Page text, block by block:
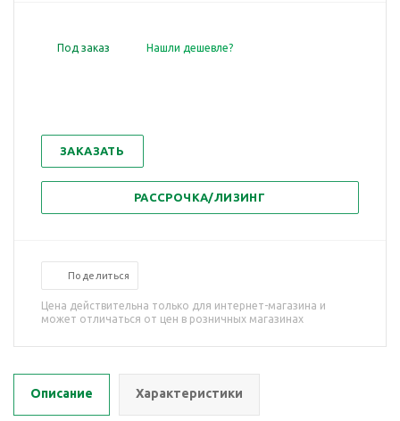
Под заказ Нашли дешевле?
ЗАКАЗАТЬ
РАССРОЧКА/ЛИЗИНГ
Поделиться
Цена действительна только для интернет-магазина и
может отличаться от цен в розничных магазинах
Описание Характеристики